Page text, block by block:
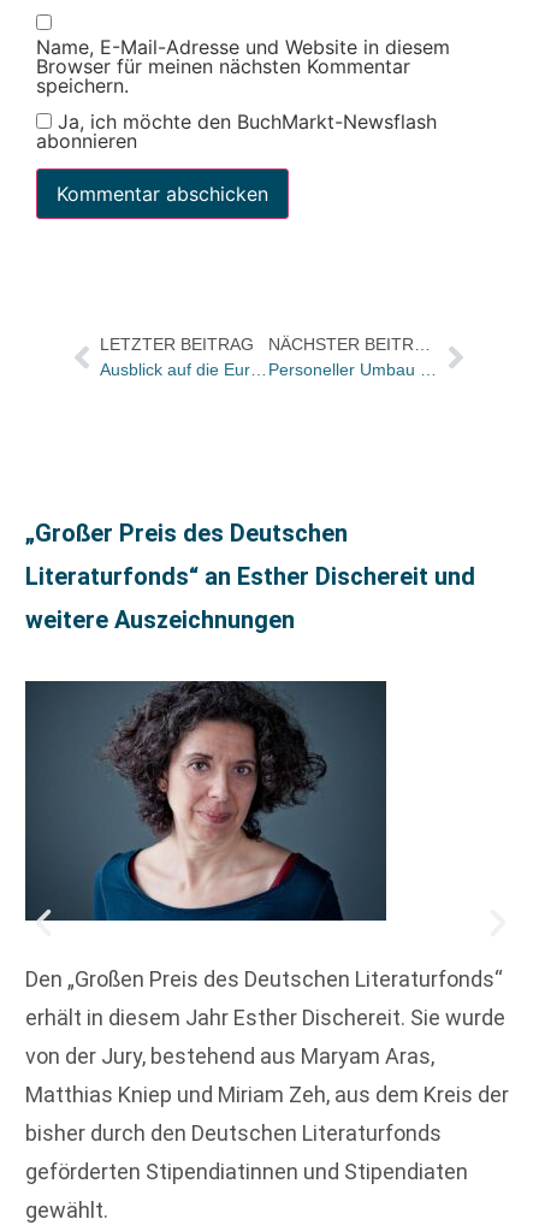
Name, E-Mail-Adresse und Website in diesem
Browser für meinen nächsten Kommentar
speichern.
Ja, ich möchte den BuchMarkt-Newsflash
abonnieren
LETZTER BEITRAG
Ausblick auf die Europäischen Literaturtage in Österreich im November 2025
NÄCHSTER BEITRAG
Personeller Umbau im Magellan Verlag
„Großer Preis des Deutschen
Literaturfonds“ an Esther Dischereit und
weitere Auszeichnungen
Den „Großen Preis des Deutschen Literaturfonds“
erhält in diesem Jahr Esther Dischereit. Sie wurde
von der Jury, bestehend aus Maryam Aras,
Matthias Kniep und Miriam Zeh, aus dem Kreis der
bisher durch den Deutschen Literaturfonds
geförderten Stipendiatinnen und Stipendiaten
gewählt.